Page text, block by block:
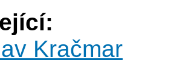
Kračmar